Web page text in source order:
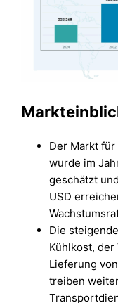
Der Markt
wurde im
geschätzt
USD
Die
Kühlkost,
Lieferung
treiben